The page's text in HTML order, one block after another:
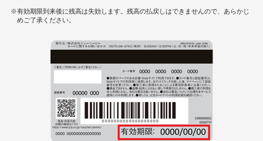
有効期限到来後に残高は失効します。残高の払戻しはできませんので、あらかじ
めご了承ください。